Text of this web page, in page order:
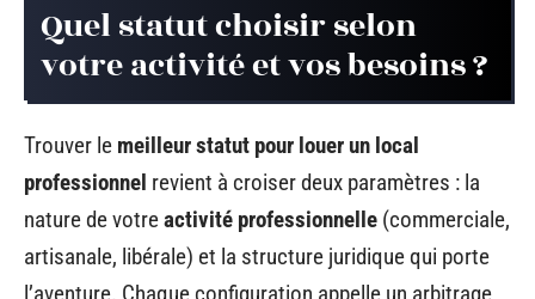
Quel statut choisir selon
votre activité et vos besoins ?
Trouver le meilleur statut pour louer un local
professionnel revient à croiser deux paramètres : la
nature de votreactivité professionnelle (commerciale,
artisanale, libérale) et la structure juridique qui porte